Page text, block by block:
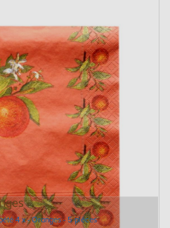
4 x - Oranges - 5 pièces